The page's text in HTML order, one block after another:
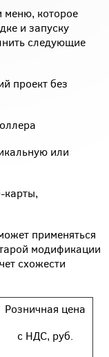
меню, которое
и запуску
следующие
проект без
или
карты,
применяться
модификации
схожести
Розничная цена
с НДС, руб.